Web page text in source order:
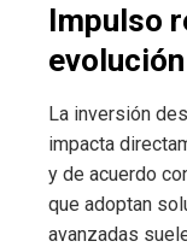
Impulso
La inversión
impacta
y de acuerdo
que adoptan
avanzadas